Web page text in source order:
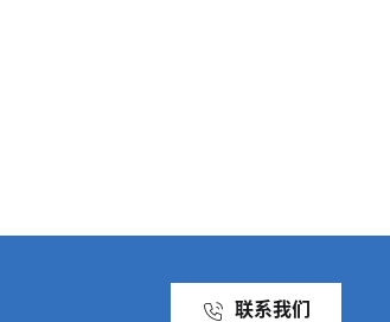
联系我们